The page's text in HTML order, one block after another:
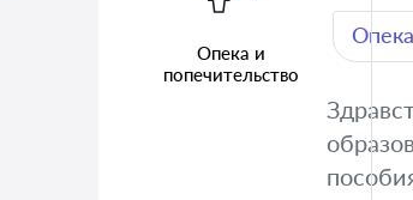
Опека и
попечительство